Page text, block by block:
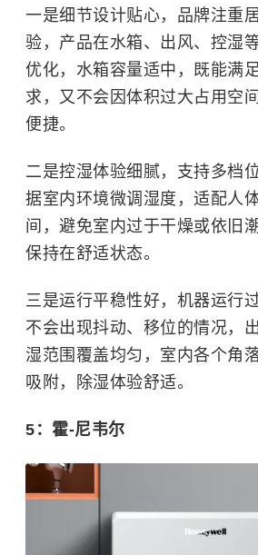
一是细节设计贴心，品牌注重
验，产品在水箱、出风、控湿
优化，水箱容量适中，既能满
求，又不会因体积过大占用空
便捷。
二是控湿体验细腻，支持多档
据室内环境微调湿度，适配人
间，避免室内过于干燥或依旧
保持在舒适状态。
三是运行平稳性好，机器运行
不会出现抖动、移位的情况，
湿范围覆盖均匀，室内各个角
吸附，除湿体验舒适。
5：霍-尼韦尔